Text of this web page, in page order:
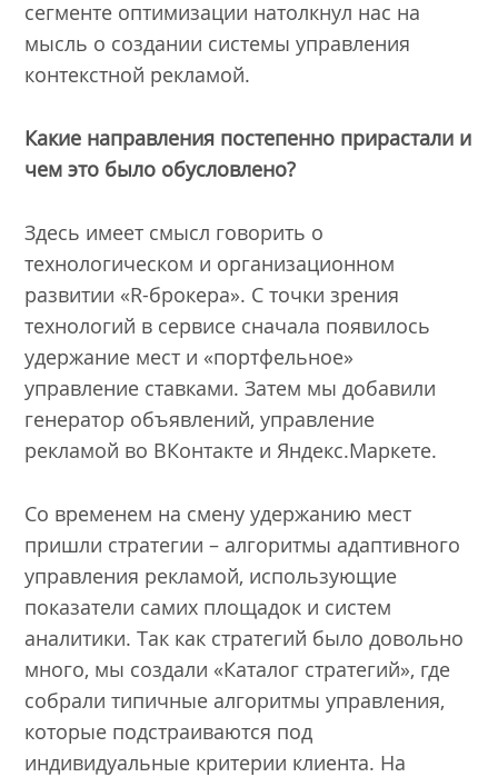
сегменте оптимизации натолкнул нас на
мысль о создании системы управления
контекстной рекламой.
Какие направления постепенно прирастали и
чем это было обусловлено?
Здесь имеет смысл говорить о
технологическом и организационном
развитии «R-брокера». С точки зрения
технологий в сервисе сначала появилось
удержание мест и «портфельное»
управление ставками. Затем мы добавили
генератор объявлений, управление
рекламой во ВКонтакте и Яндекс.Маркете.
Со временем на смену удержанию мест
пришли стратегии – алгоритмы адаптивного
управления рекламой, использующие
показатели самих площадок и систем
аналитики. Так как стратегий было довольно
много, мы создали «Каталог стратегий», где
собрали типичные алгоритмы управления,
которые подстраиваются под
индивидуальные критерии клиента. На